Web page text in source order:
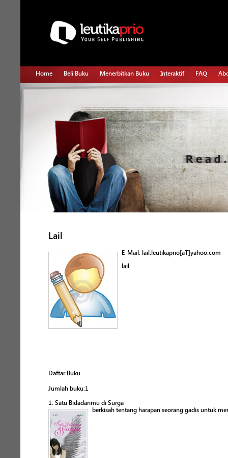
Home Beli Buku Menerbitkan Buku Interaktif FAQ
Lail
E-Mail: lail.leutikaprio[aT]yahoo.com
lail
Daftar Buku
Jumlah buku:1
1. Satu Bidadarimu di Surga
berkisah tentang harapan seorang gadis untuk